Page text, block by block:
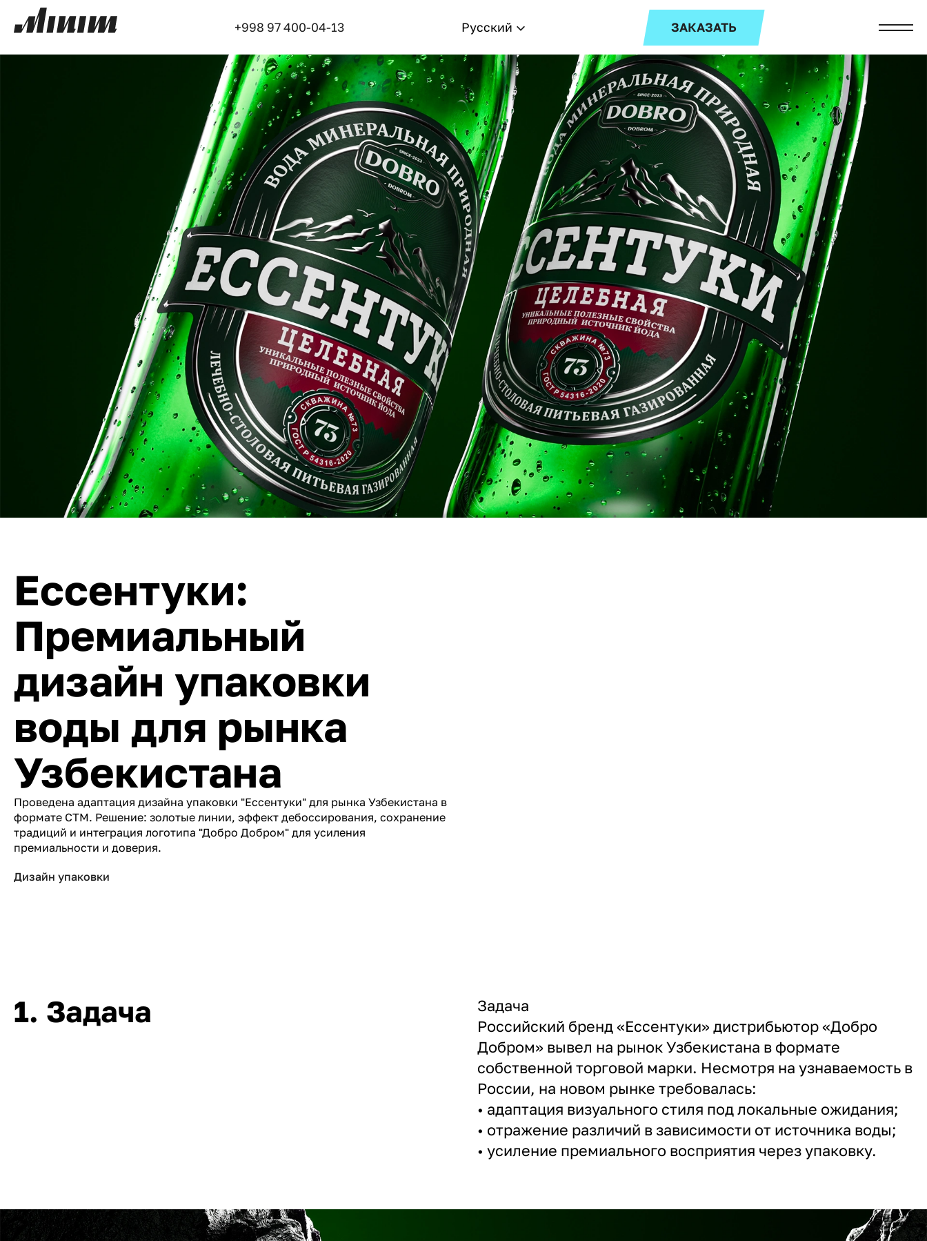
+998 97 400-04-13 Русский ЗАКАЗАТЬ
Ессентуки:
Премиальный
дизайн упаковки
воды для рынка
Узбекистана
Проведена адаптация дизайна упаковки "Ессентуки" для рынка Узбекистана в
формате СТМ. Решение: золотые линии, эффект дебоссирования, сохранение
традиций и интеграция логотипа "Добро Добром" для усиления
премиальности и доверия.
Дизайн упаковки
1. Задача
Задача
Российский бренд «Ессентуки» дистрибьютор «Добро
Добром» вывел на рынок Узбекистана в формате
собственной торговой марки. Несмотря на узнаваемость в
России, на новом рынке требовалась:
• адаптация визуального стиля под локальные ожидания;
• отражение различий в зависимости от источника воды;
• усиление премиального восприятия через упаковку.